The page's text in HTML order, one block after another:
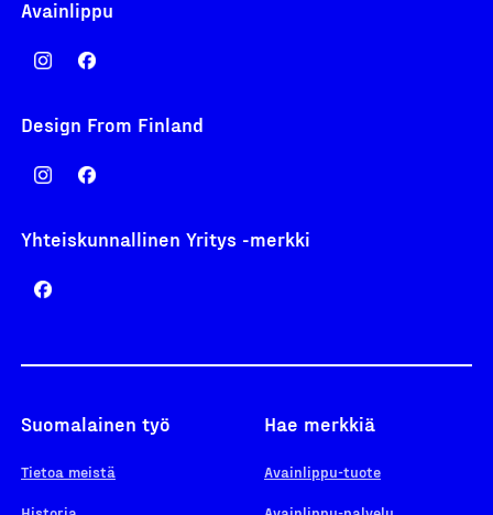
Avainlippu
Design From Finland
Yhteiskunnallinen Yritys -merkki
Suomalainen työ
Tietoa meistä
Hae merkkiä
Avainlippu-tuote